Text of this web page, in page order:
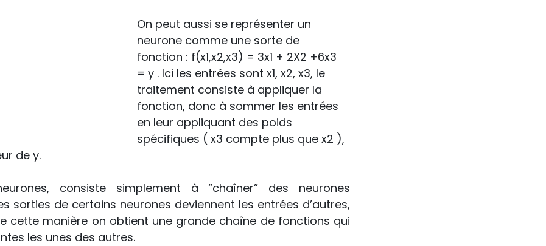
On peut aussi se représenter un
neurone comme une sorte de
fonction : f(x1,x2,x3) = 3x1 + 2X2 +6x3
= y . Ici les entrées sont x1, x2, x3, le
traitement consiste à appliquer la
fonction, donc à sommer les entrées
en leur appliquant des poids
spécifiques ( x3 compte plus que x2 ),
de y.
consiste simplement à “chaîner” des neurones
sorties de certains neurones deviennent les entrées d’autres,
cette manière on obtient une grande chaîne de fonctions qui
les unes des autres.